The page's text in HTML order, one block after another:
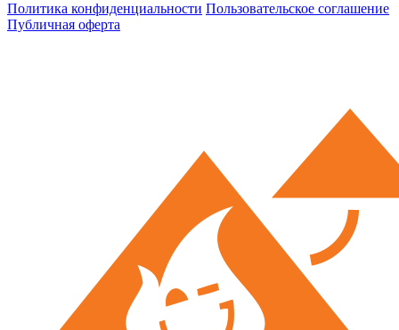
Политика конфиденциальности Пользовательское соглашение
Публичная оферта